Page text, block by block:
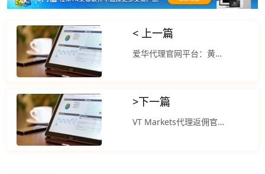
< 上一篇
爱华代理官网平台：黄金交易呈现出典型的观望式窄幅震荡
>下一篇
VT Markets代理返佣官网：国际黄金延续隔夜尾盘回升之力先行走强